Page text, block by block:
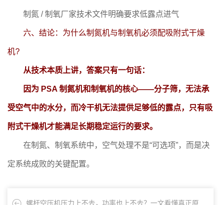
制氮 / 制氧厂家技术文件明确要求低露点进气
六、结论：为什么制氮机与制氧机必须配吸附式干燥
机?
从技术本质上讲，答案只有一句话：
因为 PSA 制氮机和制氧机的核心——分子筛，无法承
受空气中的水分，而冷干机无法提供足够低的露点，只有吸
附式干燥机才能满足长期稳定运行的要求。
在制氮、制氧系统中，空气处理不是“可选项”，而是决
定系统成败的关键配置。
螺杆空压机压力上不去，功率也上不去？一文看懂真正原